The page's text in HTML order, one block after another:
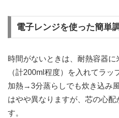
電子レンジを使った簡単
時間がないときは、耐熱容器
（計200ml程度）を入れてラ
加熱→3分蒸らしでも炊き込み
はやや異なりますが、芯の心配
す。